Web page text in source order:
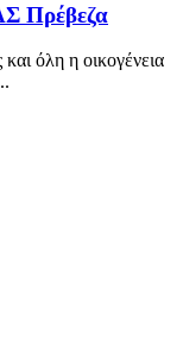
Πρέβεζα
όλη η οικογένεια